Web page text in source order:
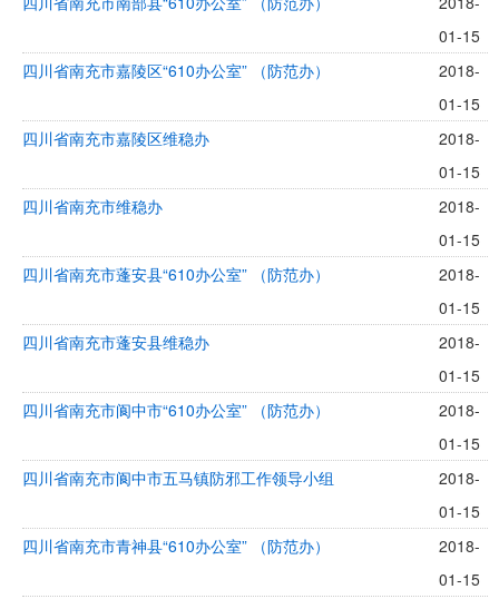
01-15
四川省南充市嘉陵区“610办公室” （防范办）
2018-
01-15
四川省南充市嘉陵区维稳办
2018-
01-15
四川省南充市维稳办
2018-
01-15
四川省南充市蓬安县“610办公室” （防范办）
2018-
01-15
四川省南充市蓬安县维稳办
2018-
01-15
四川省南充市阆中市“610办公室” （防范办）
2018-
01-15
四川省南充市阆中市五马镇防邪工作领导小组
2018-
01-15
四川省南充市青神县“610办公室” （防范办）
2018-
01-15